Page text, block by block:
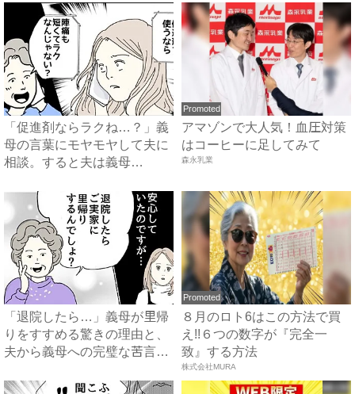
「促進剤ならラクね…？」義
母の言葉にモヤモヤして夫に
相談。すると夫は義母
Promoted
アマゾンで大人気！血圧対策
はコーヒーに足してみて
森永乳業
「退院したら…」義母が里帰
りをすすめる驚きの理由と、
夫から義母への完璧な苦言
Promoted
８月のロト6はこの方法で買
え!!６つの数字が『完全一
致』する方法
株式会社MURA